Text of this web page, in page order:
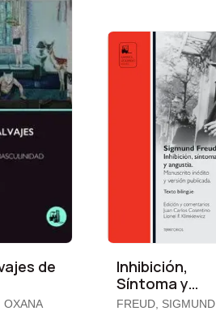
de
OXANA
Inhibición,
Síntoma y
Angustia
FREUD, SIGMUND